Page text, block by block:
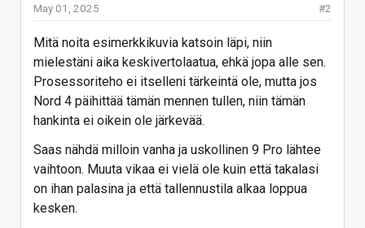
#2
May 01, 2025
Mitä noita esimerkkikuvia katsoin läpi, niin
mielestäni aika keskivertolaatua, ehkä jopa alle sen.
Prosessoriteho ei itselleni tärkeintä ole, mutta jos
Nord 4 päihittää tämän mennen tullen, niin tämän
hankinta ei oikein ole järkevää.
Saas nähdä milloin vanha ja uskollinen 9 Pro lähtee
vaihtoon. Muuta vikaa ei vielä ole kuin että takalasi
on ihan palasina ja että tallennustila alkaa loppua
kesken.